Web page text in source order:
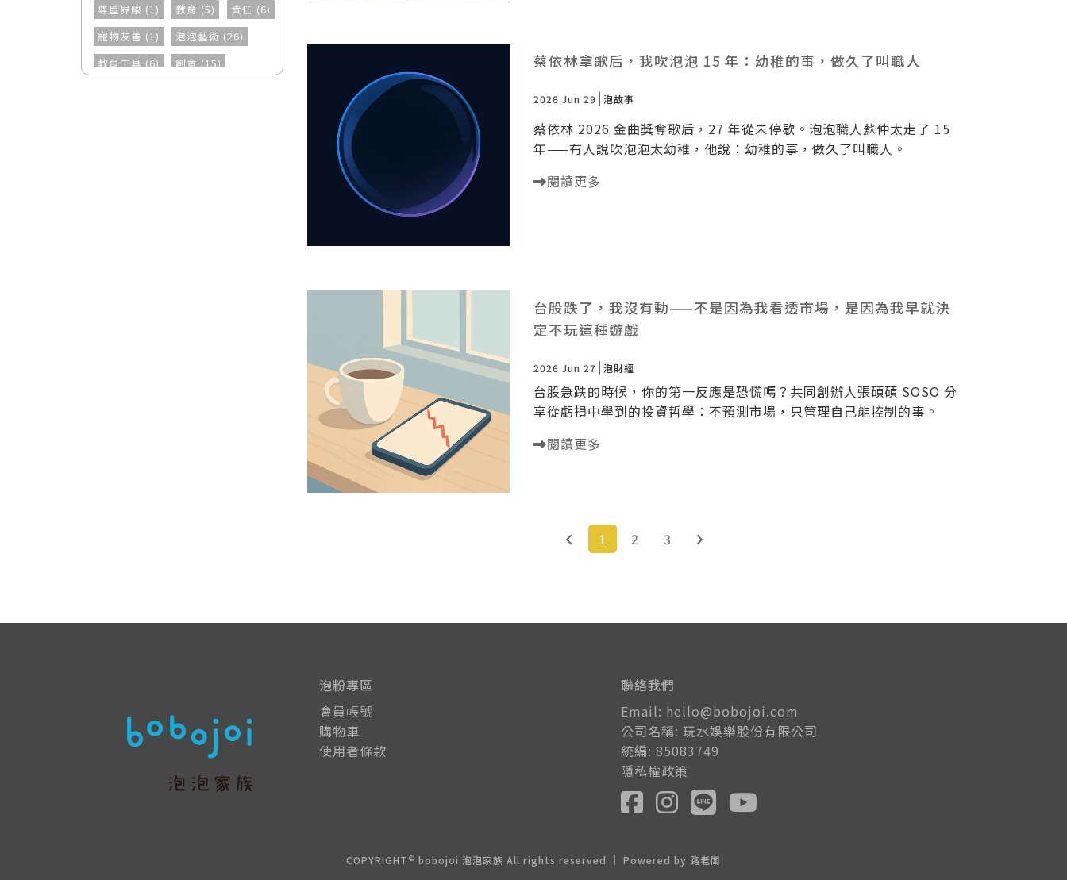
尊重界限 (1)
教育 (5)
責任 (6)
寵物友善 (1)
泡泡藝術 (26)
教育工具 (6)
創意 (15)
蔡依林拿歌后，我吹泡泡 15 年：幼稚的事，做久了叫職人
2026 Jun 29 泡故事
蔡依林 2026 金曲獎奪歌后，27 年從未停歇。泡泡職人蘇仲太走了 15
年——有人說吹泡泡太幼稚，他說：幼稚的事，做久了叫職人。
閱讀更多
台股跌了，我沒有動——不是因為我看透市場，是因為我早就決
定不玩這種遊戲
2026 Jun 27 泡財經
台股急跌的時候，你的第一反應是恐慌嗎？共同創辦人張碩碩 SOSO 分
享從虧損中學到的投資哲學：不預測市場，只管理自己能控制的事。
閱讀更多
1 2 3
泡粉專區
會員帳號
購物車
使用者條款
聯絡我們
Email: hello@bobojoi.com
公司名稱: 玩水娛樂股份有限公司
統編: 85083749
隱私權政策
COPYRIGHT © bobojoi 泡泡家族 All rights reserved ｜ Powered by 路老闆